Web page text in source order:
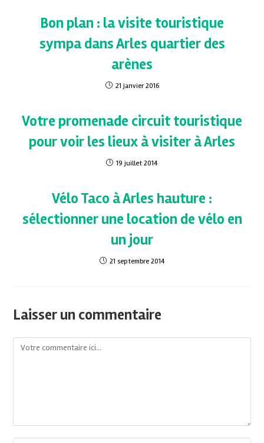
Bon plan : la visite touristique
sympa dans Arles quartier des
arènes
21 janvier 2016
Votre promenade circuit touristique
pour voir les lieux à visiter à Arles
19 juillet 2014
Vélo Taco à Arles hauture :
sélectionner une location de vélo en
un jour
21 septembre 2014
Laisser un commentaire